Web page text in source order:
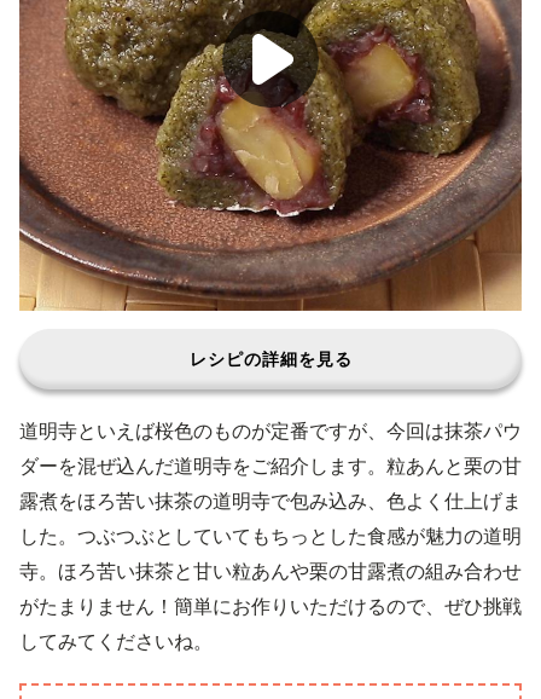
レシピの詳細を見る
道明寺といえば桜色のものが定番ですが、今回は抹茶パウ
ダーを混ぜ込んだ道明寺をご紹介します。粒あんと栗の甘
露煮をほろ苦い抹茶の道明寺で包み込み、色よく仕上げま
した。つぶつぶとしていてもちっとした食感が魅力の道明
寺。ほろ苦い抹茶と甘い粒あんや栗の甘露煮の組み合わせ
がたまりません！簡単にお作りいただけるので、ぜひ挑戦
してみてくださいね。